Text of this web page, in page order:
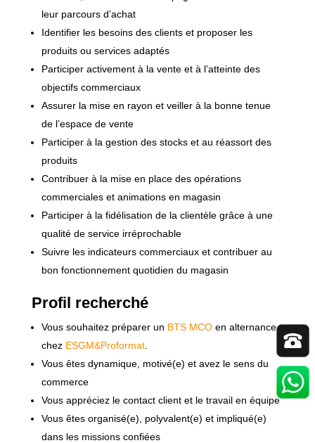
leur parcours d’achat
Identifier les besoins des clients et proposer les
produits ou services adaptés
Participer activement à la vente et à l’atteinte des
objectifs commerciaux
Assurer la mise en rayon et veiller à la bonne tenue
de l’espace de vente
Participer à la gestion des stocks et au réassort des
produits
Contribuer à la mise en place des opérations
commerciales et animations en magasin
Participer à la fidélisation de la clientèle grâce à une
qualité de service irréprochable
Suivre les indicateurs commerciaux et contribuer au
bon fonctionnement quotidien du magasin
Profil recherché
Vous souhaitez préparer un BTS MCOen alternance
chez ESGM&Proformat.
Vous êtes dynamique, motivé(e) et avez le sens du
commerce
Vous appréciez le contact client et le travail en équipe
Vous êtes organisé(e), polyvalent(e) et impliqué(e)
dans les missions confiées